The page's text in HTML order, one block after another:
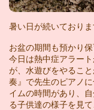
暑い日が続いており
お盆の期間も預かり保
今日は熱中症アラー
が、水遊びをやるこ
奏』で先生のピアノ
イムの時間があり、
る子供達の様子を見